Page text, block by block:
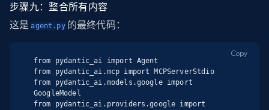
步骤九：整合所有内容
这是agent.py的最终代码：
from pydantic_ai import Agent
from pydantic_ai.mcp import MCPServerStdio
from pydantic_ai.models.google import
GoogleModel
from pydantic_ai.providers.google import
Copy